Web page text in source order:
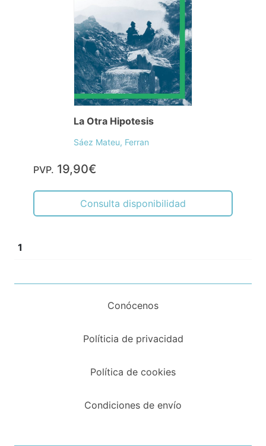
La Otra Hipotesis
Sáez Mateu, Ferran
PVP. 19,90€
Consulta disponibilidad
1
Conócenos
Políticia de privacidad
Política de cookies
Condiciones de envío